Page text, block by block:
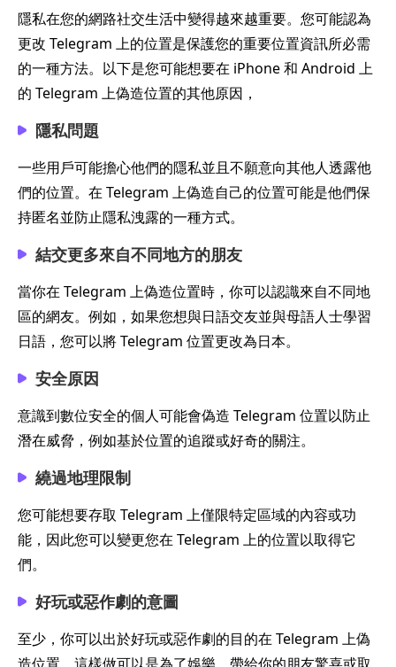
隱私在您的網路社交生活中變得越來越重要。您可能認為
更改 Telegram 上的位置是保護您的重要位置資訊所必需
的一種方法。以下是您可能想要在 iPhone 和 Android 上
的 Telegram 上偽造位置的其他原因，
隱私問題
一些用戶可能擔心他們的隱私並且不願意向其他人透露他
們的位置。在 Telegram 上偽造自己的位置可能是他們保
持匿名並防止隱私洩露的一種方式。
結交更多來自不同地方的朋友
當你在 Telegram 上偽造位置時，你可以認識來自不同地
區的網友。例如，如果您想與日語交友並與母語人士學習
日語，您可以將 Telegram 位置更改為日本。
安全原因
意識到數位安全的個人可能會偽造 Telegram 位置以防止
潛在威脅，例如基於位置的追蹤或好奇的關注。
繞過地理限制
您可能想要存取 Telegram 上僅限特定區域的內容或功
能，因此您可以變更您在 Telegram 上的位置以取得它
們。
好玩或惡作劇的意圖
至少，你可以出於好玩或惡作劇的目的在 Telegram 上偽